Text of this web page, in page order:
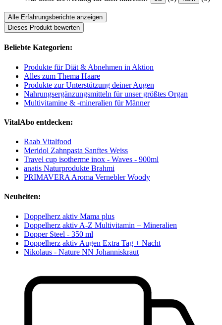
Alle Erfahrungsberichte anzeigen
Dieses Produkt bewerten
Beliebte Kategorien:
Produkte für Diät & Abnehmen in Aktion
Alles zum Thema Haare
Produkte zur Unterstützung deiner Augen
Nahrungsergänzungsmitteln für unser größtes Organ
Multivitamine & -mineralien für Männer
VitalAbo entdecken:
Raab Vitalfood
Meridol Zahnpasta Sanftes Weiss
Travel cup isotherme inox - Waves - 900ml
anatis Naturprodukte Brahmi
PRIMAVERA Aroma Vernebler Woody
Neuheiten:
Doppelherz aktiv Mama plus
Doppelherz aktiv A-Z Multivitamin + Mineralien
Dopper Steel - 350 ml
Doppelherz aktiv Augen Extra Tag + Nacht
Nikolaus - Nature NN Johanniskraut